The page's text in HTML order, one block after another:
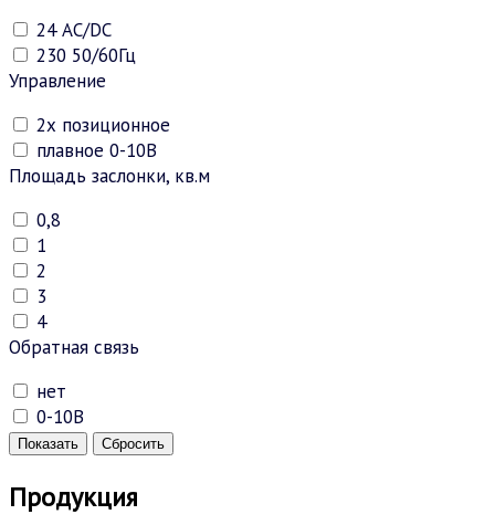
24 АC/DC
230 50/60Гц
Управление
2х позиционное
плавное 0-10В
Площадь заслонки, кв.м
0,8
1
2
3
4
Обратная связь
нет
0-10В
Показать Сбросить
Продукция